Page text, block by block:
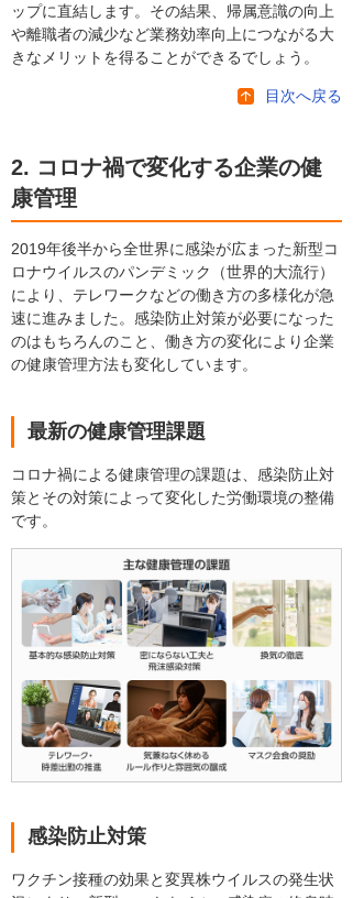
ップに直結します。その結果、帰属意識の向上
や離職者の減少など業務効率向上につながる大
きなメリットを得ることができるでしょう。
目次へ戻る
2. コロナ禍で変化する企業の健
康管理
2019年後半から全世界に感染が広まった新型コ
ロナウイルスのパンデミック（世界的大流行）
により、テレワークなどの働き方の多様化が急
速に進みました。感染防止対策が必要になった
のはもちろんのこと、働き方の変化により企業
の健康管理方法も変化しています。
最新の健康管理課題
コロナ禍による健康管理の課題は、感染防止対
策とその対策によって変化した労働環境の整備
です。
感染防止対策
ワクチン接種の効果と変異株ウイルスの発生状